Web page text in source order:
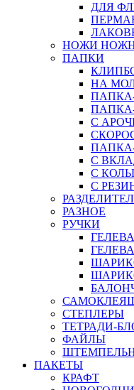
ДЛЯ
НОЖИ
ПАПКИ
НА
С
С
С
С
РАЗНОЕ
РУЧКИ
СТЕПЛЕРЫ
ТЕТРАДИ-
ФАЙЛЫ
ПАКЕТЫ
КРАФТ